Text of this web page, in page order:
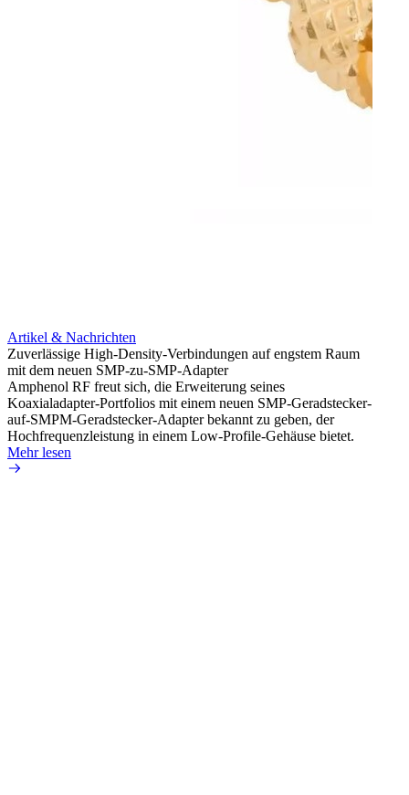
Artikel & Nachrichten
Zuverlässige High-Density-Verbindungen auf engstem Raum
mit dem neuen SMP-zu-SMP-Adapter
Amphenol RF freut sich, die Erweiterung seines
Koaxialadapter-Portfolios mit einem neuen SMP-Geradstecker-
auf-SMPM-Geradstecker-Adapter bekannt zu geben, der
Hochfrequenzleistung in einem Low-Profile-Gehäuse bietet.
Mehr lesen